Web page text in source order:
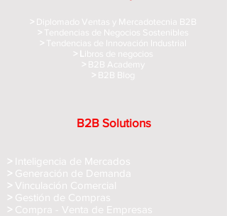
> Diplomado Ventas y Mercadotecnia B2B
>
Tendencias de Negocios Sostenibles
>
Tendencias de Innovación Industrial
> Libros de negocios
> B2B Academy
> B2B Blog
B2B Solutions
> Inteligencia de Mercados
> Generación de Demanda
> Vinculación Comercial
> Gestión de Compras
> Compra - Venta de Empre sas